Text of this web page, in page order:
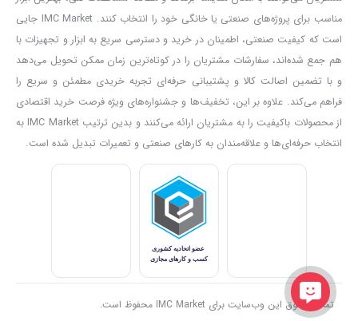
مناسب برای پروژه‌های صنعتی یا خانگی خود را انتخاب کنند. IMC Market جایی
است که کیفیت صنعتی، اطمینان در خرید و دسترسی سریع به ابزار و تجهیزات با
هم جمع شده‌اند، سفارشات مشتریان را در کوتاه‌ترین زمان ممکن تحویل می‌دهد
و با تضمین اصالت کالا و پشتیبانی حرفه‌ای تجربه خریدی مطمئن و سریع را
فراهم می‌کند. علاوه بر این، تخفیف‌ها و جشنواره‌های ویژه فرصت خرید اقتصادی
از محصولات باکیفیت را به مشتریان ارائه می‌کنند و بدین ترتیب IMC Market به
انتخاب حرفه‌ای‌ها و علاقه‌مندان به کارهای صنعتی و تعمیرات تبدیل شده است.
تمامی حقوق این وب‌سایت برای IMC Market محفوظ است.